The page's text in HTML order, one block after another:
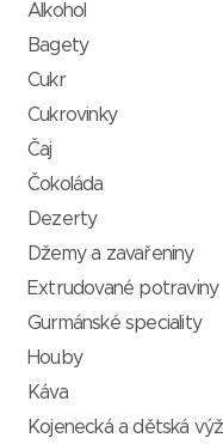
Alkohol
Bagety
Cukr
Cukrovinky
Čaj
Čokoláda
Dezerty
Džemy a zavařeniny
Extrudované potraviny
Gurmánské speciality
Houby
Káva
Kojenecká a dětská